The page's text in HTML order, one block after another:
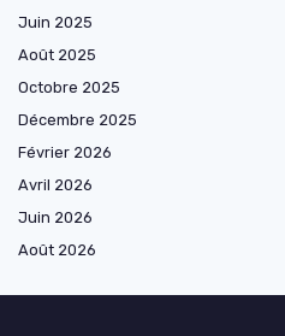
Juin 2025
Août 2025
Octobre 2025
Décembre 2025
Février 2026
Avril 2026
Juin 2026
Août 2026